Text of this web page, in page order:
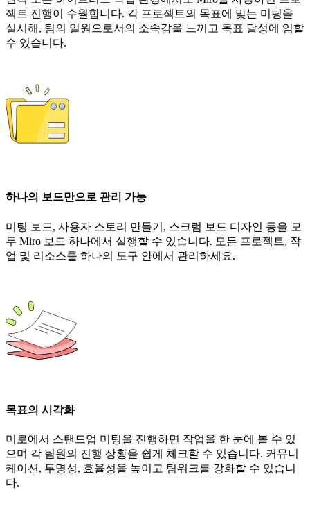
젝트 진행이 수월합니다. 각 프로젝트의 목표에 맞는 미팅을
실시해, 팀의 일원으로서의 소속감을 느끼고 목표 달성에 임할
수 있습니다.
하나의 보드만으로 관리 가능
미팅 보드, 사용자 스토리 만들기, 스크럼 보드 디자인 등을 모
두 Miro 보드 하나에서 실행할 수 있습니다. 모든 프로젝트, 작
업 및 리소스를 하나의 도구 안에서 관리하세요.
목표의 시각화
미로에서 스탠드업 미팅을 진행하면 작업을 한 눈에 볼 수 있
으며 각 팀원의 진행 상황을 쉽게 체크할 수 있습니다. 커뮤니
케이션, 투명성, 효율성을 높이고 팀워크를 강화할 수 있습니
다.